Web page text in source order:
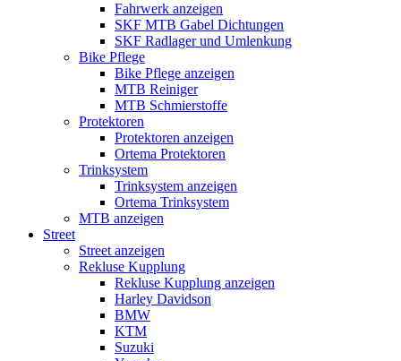
Fahrwerk anzeigen
SKF MTB Gabel Dichtungen
SKF Radlager und Umlenkung
Bike Pflege
Bike Pflege anzeigen
MTB Reiniger
MTB Schmierstoffe
Protektoren
Protektoren anzeigen
Ortema Protektoren
Trinksystem
Trinksystem anzeigen
Ortema Trinksystem
MTB anzeigen
Street
Street anzeigen
Rekluse Kupplung
Rekluse Kupplung anzeigen
Harley Davidson
BMW
KTM
Suzuki